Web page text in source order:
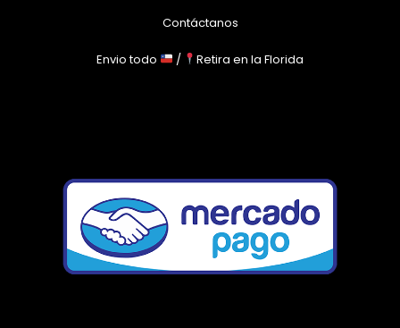
Contáctanos
Envio todo / Retira en la Florida